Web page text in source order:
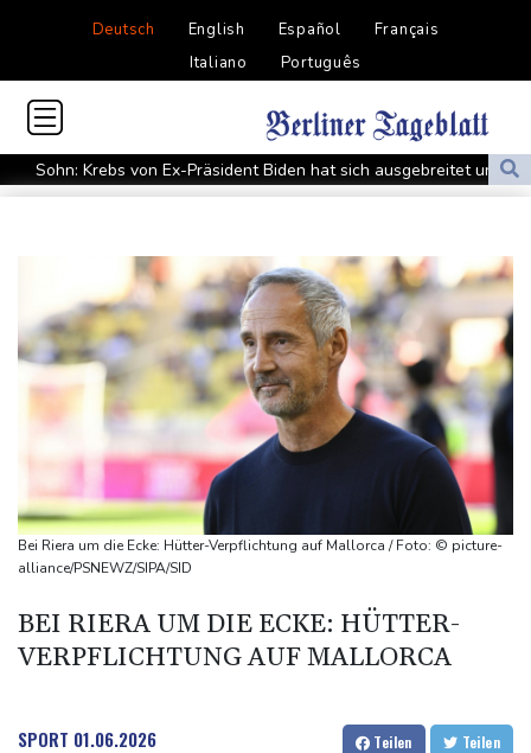
Deutsch English Español
Français
Italiano
Português
Sohn: Krebs von Ex-Präsident Biden hat sich ausgebreitet und
Metastasen gebildet
Trauerflor und Schweigeminute: Inter Miami trauert mit Messi
WTA: Sabalenka scheitert überraschend in Toronto
Zwei Bombenanschläge in Kolumbien an erstem Tag im Amt des
neuen Präsidenten Espriella
Busemann: Kein EM-Titel für Neugebauer wäre "eine
Enttäuschung"
Becker: Wer mehr will als Klassenerhalt hat "Fehler im Kopf"
Sohn: Krebs von Ex-Präsident Joe Biden hat sich ausgebreitet
und Metastasen gebildet
Bilger: Boni von Bahn-Managern werden an Einhaltung der
Vorgaben des Bundes geknüpft
FIFA stärkt Infantino - und holt zum Rundumschlag aus
Bei Riera um die Ecke: Hütter-Verpflichtung auf Mallorca / Foto: © picture-
alliance/PSNEWZ/SIPA/SID
BEI RIERA UM DIE ECKE: HÜTTER-
VERPFLICHTUNG AUF MALLORCA
SPORT 01.06.2026 Teilen Teilen